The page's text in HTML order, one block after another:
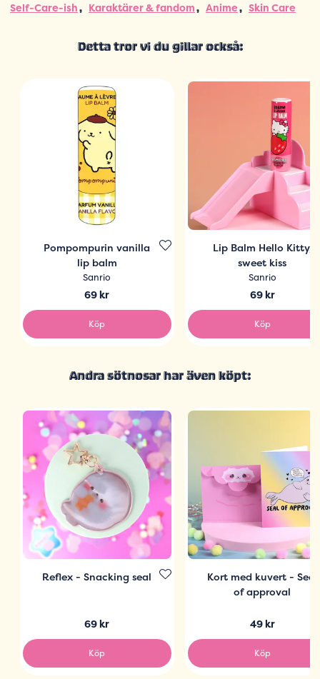
Self-Care-ish Karaktärer & fandom Anime Skin Care
Detta tror vi du gillar också:
Pompompurin vanilla
lip balm
Sanrio
69 kr
Köp
Lip Balm Hello Kitty,
sweet kiss
Sanrio
69 kr
Köp
Andra sötnosar har även köpt:
Reflex - Snacking seal
69 kr
Köp
Kort med kuvert - Seal
of approval
49 kr
Köp